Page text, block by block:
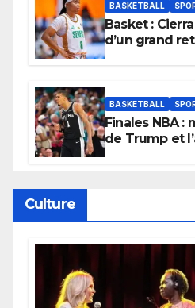
BASKETBALL
Basket :
d’un grand
BASKETBALL
Finales NBA :
de Trump et
Culture